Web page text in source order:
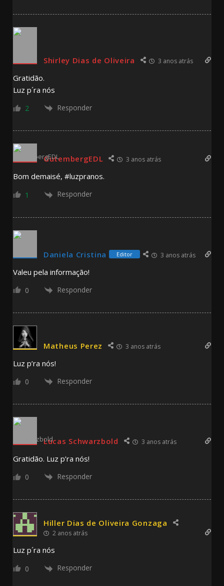
Shirley Dias de Oliveira 3 anos atrás
Gratidão.
Luz p´ra nós
2 Responder
GutembergEDL 3 anos atrás
Bom demaisé, #luzpranos.
1 Responder
Daniela Cristina Editor 3 anos atrás
Valeu pela informação!
0 Responder
Matheus Perez 3 anos atrás
Luz p’ra nós!
0 Responder
Lucas Schwarzbold 3 anos atrás
Gratidão. Luz p’ra nós!
0 Responder
Hiller Dias de Oliveira Gonzaga
2 anos atrás
Luz p´ra nós
0 Responder